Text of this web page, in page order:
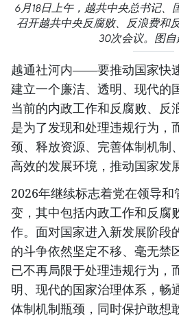
6月18日上午，越共中央总书记、
召开越共中央反腐败、反浪费和
30次会议。图自
越通社河内——要推动国家快
建立一个廉洁、透明、现代的
当前的内政工作和反腐败、反
是为了发现和处理违规行为，
颈、释放资源、完善体制机制
高效的发展环境，推动国家发
2026年继续标志着党在领导
变，其中包括内政工作和反腐
作。面对国家进入新发展阶段
的斗争依然坚定不移、毫无禁
已不再局限于处理违规行为，
明、现代的国家治理体系，畅
体制机制瓶颈，同时保护敢想